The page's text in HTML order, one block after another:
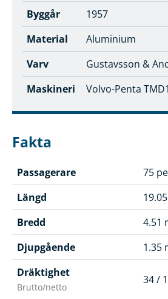
Byggår
1957
Material
Aluminium
Varv
Gustavsson &
Maskineri
Volvo-Penta
Fakta
Passagerare
75
Längd
Bredd
4.51
Djupgående
1.35
Dräktighet
Brutto/netto
34 /